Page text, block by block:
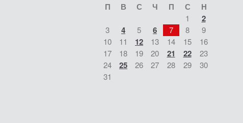
П В С Ч П С Н
1 2
3 4 5 6 7 8
9
10
11 12 13 14 15
16
17
18 19 20 21 22
23
24
25 26 27 28 29
30
31